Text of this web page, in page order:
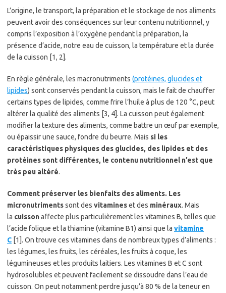
L’origine, le transport, la préparation et le stockage de nos aliments
peuvent avoir des conséquences sur leur contenu nutritionnel, y
compris l’exposition à l’oxygène pendant la préparation, la
présence d’acide, notre eau de cuisson, la température et la durée
de la cuisson [1, 2].
En règle générale, les macronutriments (protéines, glucides et
lipides) sont conservés pendant la cuisson, mais le fait de chauffer
certains types de lipides, comme frire l’huile à plus de 120 °C, peut
altérer la qualité des aliments [3, 4]. La cuisson peut également
modifier la texture des aliments, comme battre un œuf par exemple,
ou épaissir une sauce, fondre du beurre. Mais si les
caractéristiques physiques des glucides, des lipides et des
protéines sont différentes, le contenu nutritionnel n’est que
très peu altéré.
Comment préserver les bienfaits des aliments. Les
micronutrimentssont des vitamineset des minéraux. Mais
la cuissonaffecte plus particulièrement les vitamines B, telles que
l’acide folique et la thiamine (vitamine B1) ainsi que la vitamine
C [1]. On trouve ces vitamines dans de nombreux types d’aliments :
les légumes, les fruits, les céréales, les fruits à coque, les
légumineuses et les produits laitiers. Les vitamines B et C sont
hydrosolubles et peuvent facilement se dissoudre dans l’eau de
cuisson. On peut notamment perdre jusqu’à 80 % de la teneur en